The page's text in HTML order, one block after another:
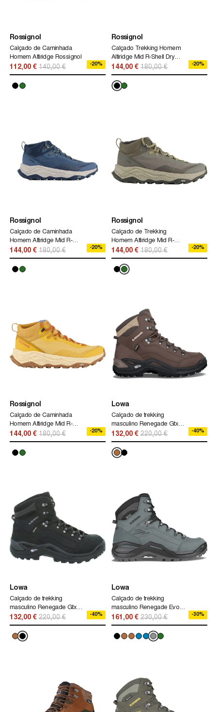
Rossignol
Calçado de Caminhada
Homem Altiridge Rossignol
112,00 € 140,00 € -20%
Rossignol
Calçado Trekking Homem
Altiridge Mid R-Shell Dry
Rossignol Preto
144,00 € 180,00 € -20%
Rossignol
Calçado de Caminhada
Homem Altiridge Mid R-
Shell Dry Rossignol
144,00 € 180,00 € -20%
Rossignol
Calçado de Trekking
Homem Altiridge Mid R-
Shell Dry Rossignol Verde
144,00 € 180,00 € -20%
Rossignol
Calçado de Caminhada
Homem Altiridge Mid R-
Shell Dry Rossignol
144,00 € 180,00 € -20%
Lowa
Calçado de trekking
masculino Renegade Gtx®
Mid Lowa marrom
132,00 € 220,00 € -40%
Lowa
Calçado de trekking
masculino Renegade Gtx®
Mid Lowa preto
132,00 € 220,00 € -40%
Lowa
Calçado de trekking
masculino Renegade Evo
Gtx Mid Lowa cinza
161,00 € 230,00 € -30%